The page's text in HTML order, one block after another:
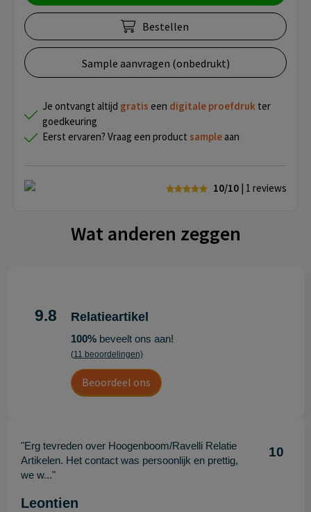
Bestellen
Sample aanvragen (onbedrukt)
Je ontvangt altijd gratis een digitale proefdruk ter
goedkeuring
Eerst ervaren? Vraag een product sample aan
10/10 | 1 reviews
Wat anderen zeggen
9.8 Relatieartikel
100%beveelt ons aan!
(11 beoordelingen)
Beoordeel ons
"Erg tevreden over Hoogenboom/Ravelli Relatie
Artikelen. Het contact was persoonlijk en prettig,
we w..."
10
Leontien